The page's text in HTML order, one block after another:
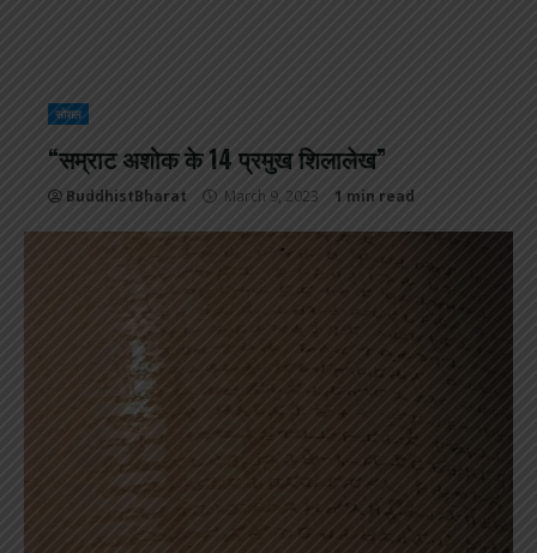
सोशल
“सम्राट अशोक के 14 प्रमुख शिलालेख”
BuddhistBharat March 9, 2023 1 min read